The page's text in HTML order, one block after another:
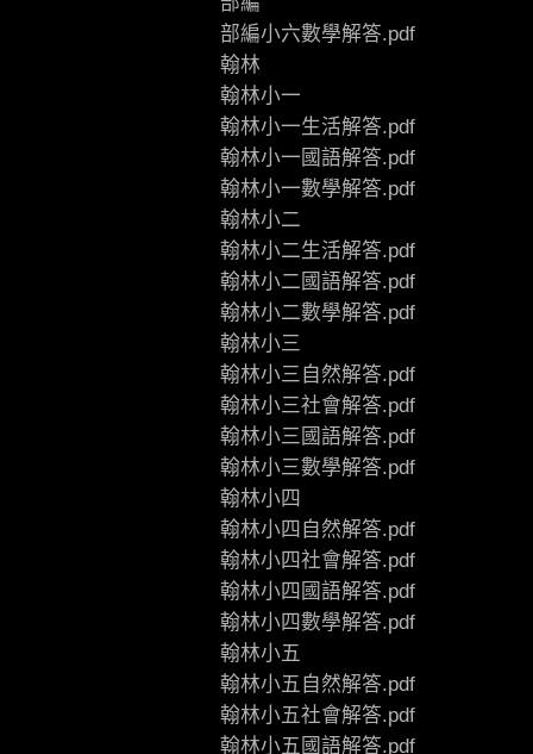
部編小六數學解答.pdf
翰林
翰林小一
翰林小一生活解答.pdf
翰林小一國語解答.pdf
翰林小一數學解答.pdf
翰林小二
翰林小二生活解答.pdf
翰林小二國語解答.pdf
翰林小二數學解答.pdf
翰林小三
翰林小三自然解答.pdf
翰林小三社會解答.pdf
翰林小三國語解答.pdf
翰林小三數學解答.pdf
翰林小四
翰林小四自然解答.pdf
翰林小四社會解答.pdf
翰林小四國語解答.pdf
翰林小四數學解答.pdf
翰林小五
翰林小五自然解答.pdf
翰林小五社會解答.pdf
翰林小五國語解答.pdf